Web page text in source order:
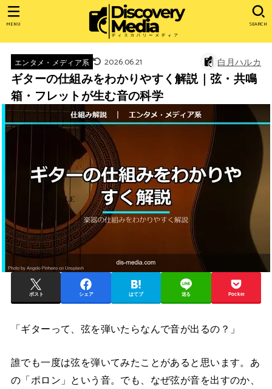
SEARCH
MENU
エンタメ・メディア系 2026.06.21 白月ハルカ
ギターの仕組みをわかりやすく解説｜弦・共鳴
箱・フレットが生む音の科学
ポスト シェア はてブ 送る Pocket
「ギターって、弦を弾いたらなんで音が出るの？」
誰でも一度は弦を弾いてみたことがあると思います。あ
の「ポロン」という音。でも、なぜ弦が音を出すのか、